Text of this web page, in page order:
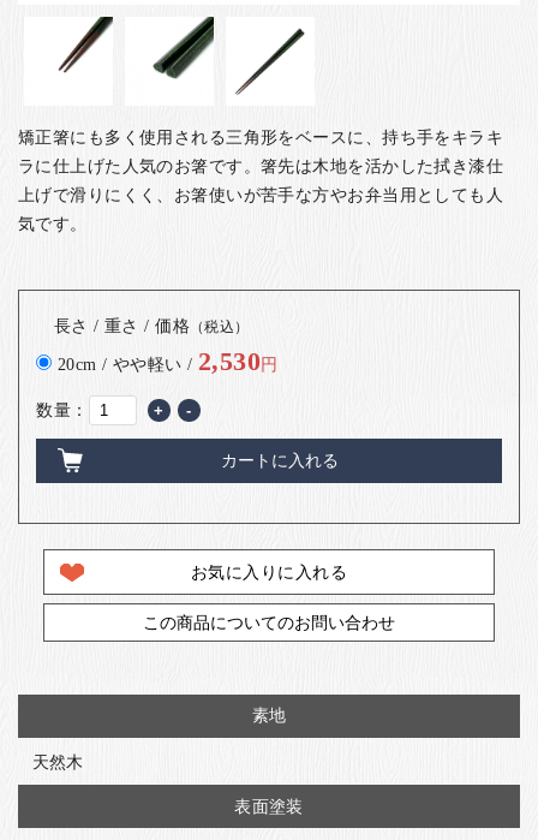
矯正箸にも多く使用される三角形をベースに、持ち手をキラキ
ラに仕上げた人気のお箸です。箸先は木地を活かした拭き漆仕
上げで滑りにくく、お箸使いが苦手な方やお弁当用としても人
気です。
長さ / 重さ / 価格 （税込）
20cm / やや軽い / 2,530円
数量： + -
カートに入れる
お気に入りに入れる
この商品についてのお問い合わせ
素地
天然木
表面塗装